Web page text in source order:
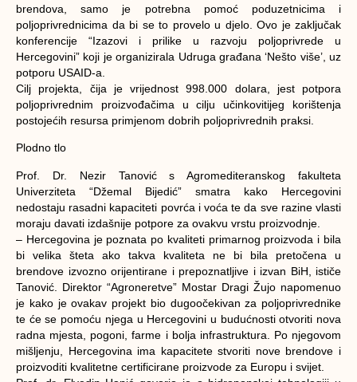
brendova, samo je potrebna pomoć poduzetnicima i
poljoprivrednicima da bi se to provelo u djelo. Ovo je zaključak
konferencije “Izazovi i prilike u razvoju poljoprivrede u
Hercegovini” koji je organizirala Udruga građana ‘Nešto više’, uz
potporu USAID-a.
Cilj projekta, čija je vrijednost 998.000 dolara, jest potpora
poljoprivrednim proizvođačima u cilju učinkovitijeg korištenja
postojećih resursa primjenom dobrih poljoprivrednih praksi.
Plodno tlo
Prof. Dr. Nezir Tanović s Agromediteranskog fakulteta
Univerziteta “Džemal Bijedić” smatra kako Hercegovini
nedostaju rasadni kapaciteti povrća i voća te da sve razine vlasti
moraju davati izdašnije potpore za ovakvu vrstu proizvodnje.
– Hercegovina je poznata po kvaliteti primarnog proizvoda i bila
bi velika šteta ako takva kvaliteta ne bi bila pretočena u
brendove izvozno orijentirane i prepoznatljive i izvan BiH, ističe
Tanović. Direktor “Agroneretve” Mostar Dragi Žujo napomenuo
je kako je ovakav projekt bio dugoočekivan za poljoprivrednike
te će se pomoću njega u Hercegovini u budućnosti otvoriti nova
radna mjesta, pogoni, farme i bolja infrastruktura. Po njegovom
mišljenju, Hercegovina ima kapacitete stvoriti nove brendove i
proizvoditi kvalitetne certificirane proizvode za Europu i svijet.